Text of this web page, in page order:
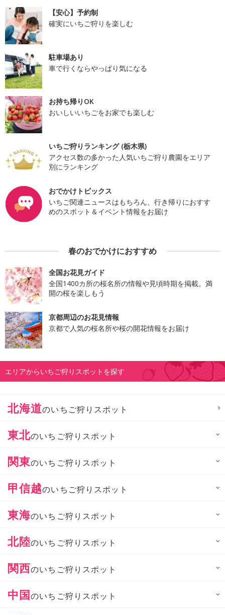
【安心】予約制
確実にいちご狩りを楽しむ
駐車場あり
車で行くならやっぱり気になる
お持ち帰りOK
おいしいいちごをお家でも楽しむ
いちご狩りランキング (栃木県)
アクセス数の多かった人気いちご狩り農園をエリア
別にランキング
おでかけトピックス
いちご関連ニュースはもちろん、行き帰りにおすす
めのスポット＆イベント情報をお届け
春のおでかけにおすすめ
全国お花見ガイド
全国1400カ所の桜名所の情報や見頃時期を掲載。満
開の桜を楽しもう
京都周辺のお花見情報
京都で人気の桜名所や桜の開花情報をお届け
エリアからいちご狩りスポットを探す
北海道のいちご狩りスポット
東北のいちご狩りスポット
関東のいちご狩りスポット
甲信越のいちご狩りスポット
東海のいちご狩りスポット
北陸のいちご狩りスポット
関西のいちご狩りスポット
中国のいちご狩りスポット